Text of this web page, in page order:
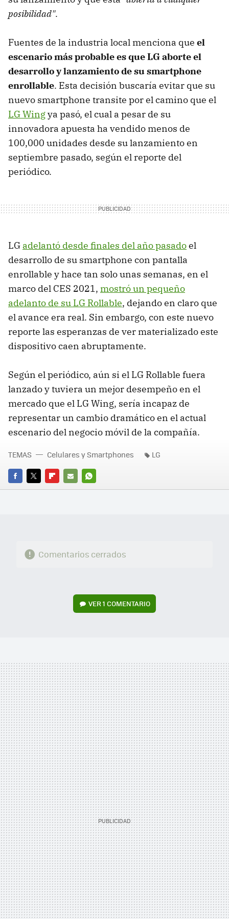
posibilidad".
Fuentes de la industria local menciona que el
escenario más probable es que LG aborte el
desarrollo y lanzamiento de su smartphone
enrollable. Esta decisión buscaría evitar que su
nuevo smartphone transite por el camino que el
LG Wingya pasó, el cual a pesar de su
innovadora apuesta ha vendido menos de
100,000 unidades desde su lanzamiento en
septiembre pasado, según el reporte del
periódico.
LG adelantó desde finales del año pasadoel
desarrollo de su smartphone con pantalla
enrollable y hace tan solo unas semanas, en el
marco del CES 2021, mostró un pequeño
adelanto de su LG Rollable, dejando en claro que
el avance era real. Sin embargo, con este nuevo
reporte las esperanzas de ver materializado este
dispositivo caen abruptamente.
Según el periódico, aún si el LG Rollable fuera
lanzado y tuviera un mejor desempeño en el
mercado que el LG Wing, sería incapaz de
representar un cambio dramático en el actual
escenario del negocio móvil de la compañía.
FACEBOOK
TWITTERFLIPBOARD
E-
WHATSAPP
TEMAS Celulares y Smartphones LG
Comentarios cerrados
VER1 COMENTARIO